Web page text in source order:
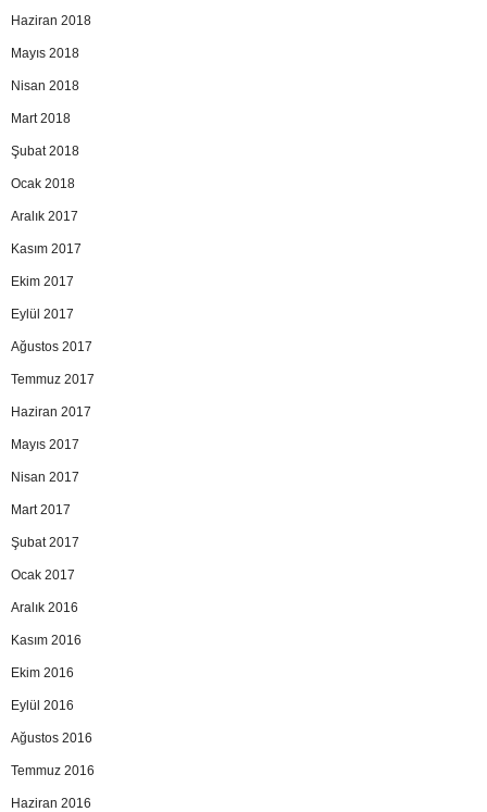
Haziran 2018
Mayıs 2018
Nisan 2018
Mart 2018
Şubat 2018
Ocak 2018
Aralık 2017
Kasım 2017
Ekim 2017
Eylül 2017
Ağustos 2017
Temmuz 2017
Haziran 2017
Mayıs 2017
Nisan 2017
Mart 2017
Şubat 2017
Ocak 2017
Aralık 2016
Kasım 2016
Ekim 2016
Eylül 2016
Ağustos 2016
Temmuz 2016
Haziran 2016